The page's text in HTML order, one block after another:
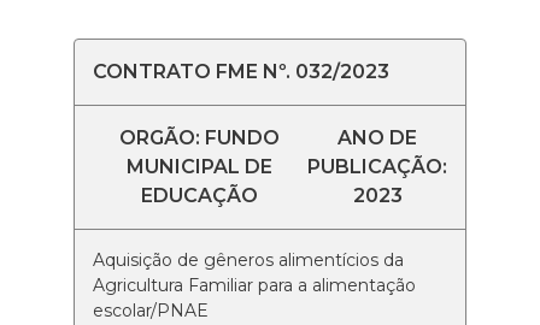
CONTRATO FME Nº. 032/2023
ORGÃO: FUNDO
MUNICIPAL DE
EDUCAÇÃO
ANO DE
PUBLICAÇÃO:
2023
Aquisição de gêneros alimentícios da
Agricultura Familiar para a alimentação
escolar/PNAE